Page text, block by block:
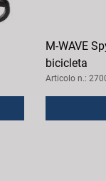
M-WAVE
bicicleta
Articolo n.: